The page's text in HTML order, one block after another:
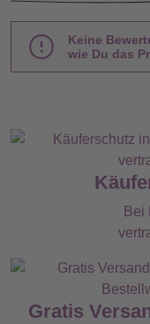
Keine
wie Du das
Bei
Gratis